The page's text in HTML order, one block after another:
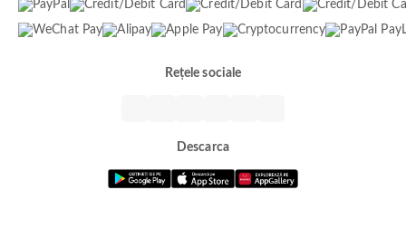
Rețele sociale
Descarca